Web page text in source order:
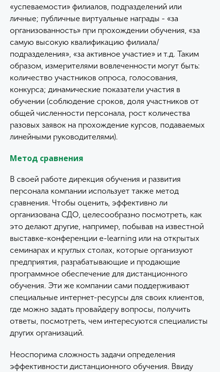
«успеваемости» филиалов, подразделений или
личные; публичные виртуальные награды - «за
организованность» при прохождении обучения, «за
самую высокую квалификацию филиала/
подразделения», «за активное участие» и т.д. Таким
образом, измерителями вовлеченности могут быть:
количество участников опроса, голосования,
конкурса; динамические показатели участия в
обучении (соблюдение сроков, доля участников от
общей численности персонала, рост количества
разовых заявок на прохождение курсов, подаваемых
линейными руководителями).
Метод сравнения
В своей работе дирекция обучения и развития
персонала компании использует также метод
сравнения. Чтобы оценить, эффективно ли
организована СДО, целесообразно посмотреть, как
это делают другие, например, побывав на известной
выставке-конференции e-learning или на открытых
семинарах и круглых столах, которые организуют
предприятия, разрабатывающие и продающие
программное обеспечение для дистанционного
обучения. Эти же компании сами поддерживают
специальные интернет-ресурсы для своих клиентов,
где можно задать провайдеру вопросы, получить
ответы, посмотреть, чем интересуются специалисты
других организаций.
Неоспорима сложность задачи определения
эффективности дистанционного обучения. Ввиду